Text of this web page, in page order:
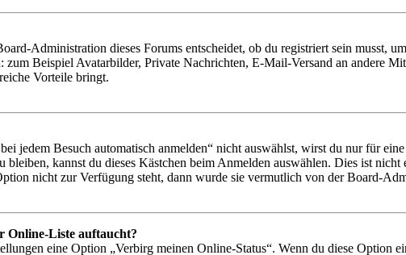
Administration dieses Forums entscheidet, ob du registriert sein musst,
Beispiel Avatarbilder, Private Nachrichten, E-Mail-Versand an andere
Vorteile bringt.
jedem Besuch automatisch anmelden“ nicht auswählst, wirst du nur für
kannst du dieses Kästchen beim Anmelden auswählen. Dies ist
nicht zur Verfügung steht, dann wurde sie vermutlich von der Board-
Online-Liste auftaucht?
eine Option „Verbirg meinen Online-Status“. Wenn du diese Option